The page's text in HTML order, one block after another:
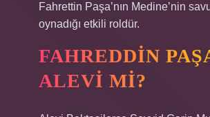
Fahrettin Paşa’nın Medine’nin
oynadığı etkili roldür.
FAHREDDIN
ALEVI MI?